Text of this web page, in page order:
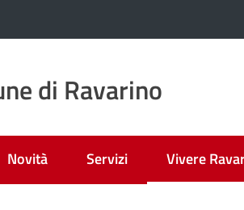
di Ravarino
Novità Servizi Vivere
Menu